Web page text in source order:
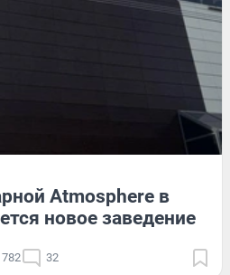
Atmosphere в
новое заведение
782 32